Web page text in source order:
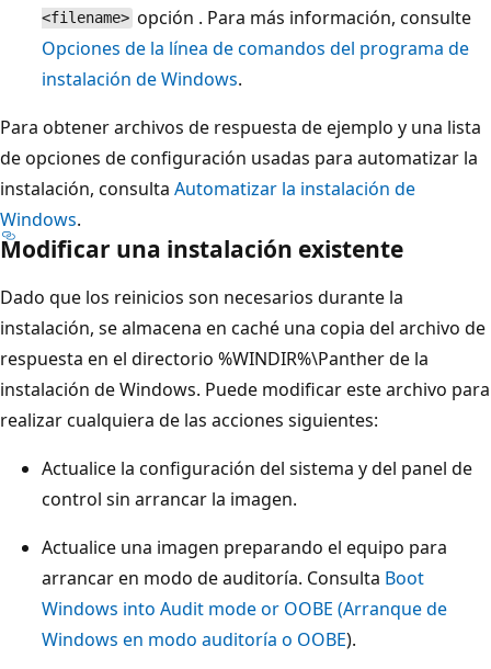
<filename> opción . Para más información, consulte
Opciones de la línea de comandos del programa de
instalación de Windows.
Para obtener archivos de respuesta de ejemplo y una lista
de opciones de configuración usadas para automatizar la
instalación, consulta Automatizar la instalación de
Windows.
Modificar una instalación existente
Dado que los reinicios son necesarios durante la
instalación, se almacena en caché una copia del archivo de
respuesta en el directorio %WINDIR%\Panther de la
instalación de Windows. Puede modificar este archivo para
realizar cualquiera de las acciones siguientes:
Actualice la configuración del sistema y del panel de
control sin arrancar la imagen.
Actualice una imagen preparando el equipo para
arrancar en modo de auditoría. Consulta Boot
Windows into Audit mode or OOBE (Arranque de
Windows en modo auditoría o OOBE).